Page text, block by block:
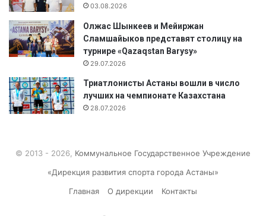
03.08.2026
Олжас Шынкеев и Мейиржан
Сламшайыков представят столицу на
турнире «Qazaqstan Barysy»
29.07.2026
Триатлонисты Астаны вошли в число
лучших на чемпионате Казахстана
28.07.2026
© 2013 - 2026, Коммунальное Государственное Учреждение
«Дирекция развития спорта города Астаны»
Главная
О дирекции Контакты